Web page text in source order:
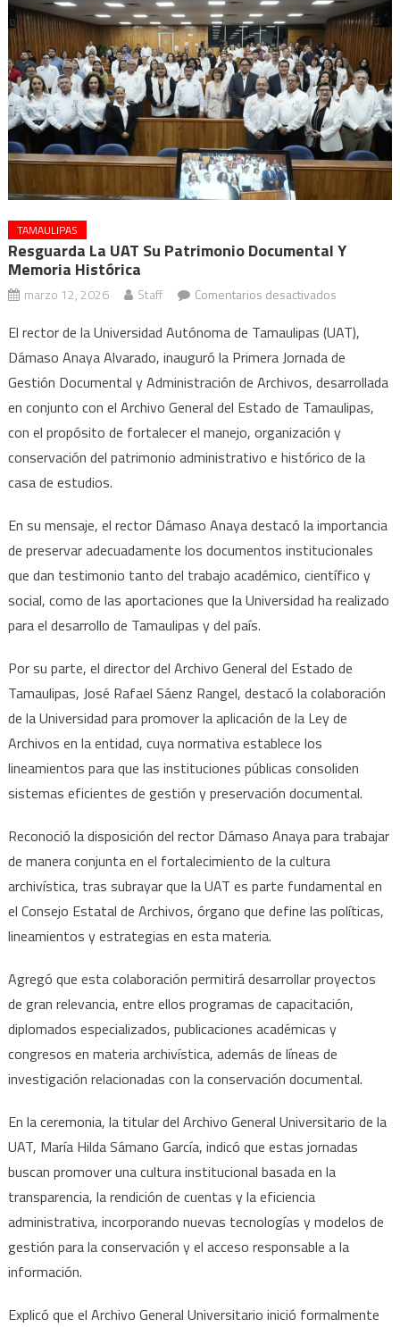
TAMAULIPAS
Resguarda La UAT Su Patrimonio Documental Y
Memoria Histórica
marzo 12, 2026 Staff Comentarios desactivadosen
la
UAT
su
patrimonio
documental
El rector de la Universidad Autónoma de Tamaulipas (UAT),
Dámaso Anaya Alvarado, inauguró la Primera Jornada de
Gestión Documental y Administración de Archivos, desarrollada
en conjunto con el Archivo General del Estado de Tamaulipas,
con el propósito de fortalecer el manejo, organización y
conservación del patrimonio administrativo e histórico de la
casa de estudios.
En su mensaje, el rector Dámaso Anaya destacó la importancia
de preservar adecuadamente los documentos institucionales
que dan testimonio tanto del trabajo académico, científico y
social, como de las aportaciones que la Universidad ha realizado
para el desarrollo de Tamaulipas y del país.
Por su parte, el director del Archivo General del Estado de
Tamaulipas, José Rafael Sáenz Rangel, destacó la colaboración
de la Universidad para promover la aplicación de la Ley de
Archivos en la entidad, cuya normativa establece los
lineamientos para que las instituciones públicas consoliden
sistemas eficientes de gestión y preservación documental.
Reconoció la disposición del rector Dámaso Anaya para trabajar
de manera conjunta en el fortalecimiento de la cultura
archivística, tras subrayar que la UAT es parte fundamental en
el Consejo Estatal de Archivos, órgano que define las políticas,
lineamientos y estrategias en esta materia.
Agregó que esta colaboración permitirá desarrollar proyectos
de gran relevancia, entre ellos programas de capacitación,
diplomados especializados, publicaciones académicas y
congresos en materia archivística, además de líneas de
investigación relacionadas con la conservación documental.
En la ceremonia, la titular del Archivo General Universitario de la
UAT, María Hilda Sámano García, indicó que estas jornadas
buscan promover una cultura institucional basada en la
transparencia, la rendición de cuentas y la eficiencia
administrativa, incorporando nuevas tecnologías y modelos de
gestión para la conservación y el acceso responsable a la
información.
Explicó que el Archivo General Universitario inició formalmente